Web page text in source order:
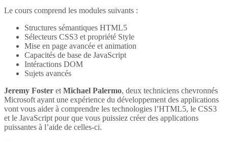
Le cours comprend les modules suivants :
Structures sémantiques HTML5
Sélecteurs CSS3 et propriété Style
Mise en page avancée et animation
Capacités de base de JavaScript
Intéractions DOM
Sujets avancés
Jeremy Foster et Michael Palermo, deux techniciens chevronnés
Microsoft ayant une expérience du développement des applications
vont vous aider à comprendre les technologies l’HTML5, le CSS3
et le JavaScript pour que vous puissiez créer des applications
puissantes à l’aide de celles-ci.